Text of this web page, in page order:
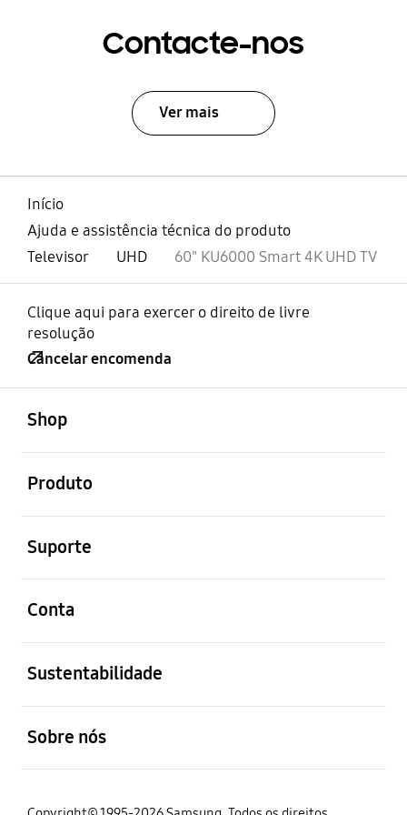
Contacte-nos
Ver mais
Início
Ajuda e assistência técnica do produto
Televisor
UHD 60" KU6000 Smart 4K UHD TV
Clique aqui para exercer o direito de livre
resolução
Cancelar encomenda
Shop
Produto
Suporte
Conta
Sustentabilidade
Sobre nós